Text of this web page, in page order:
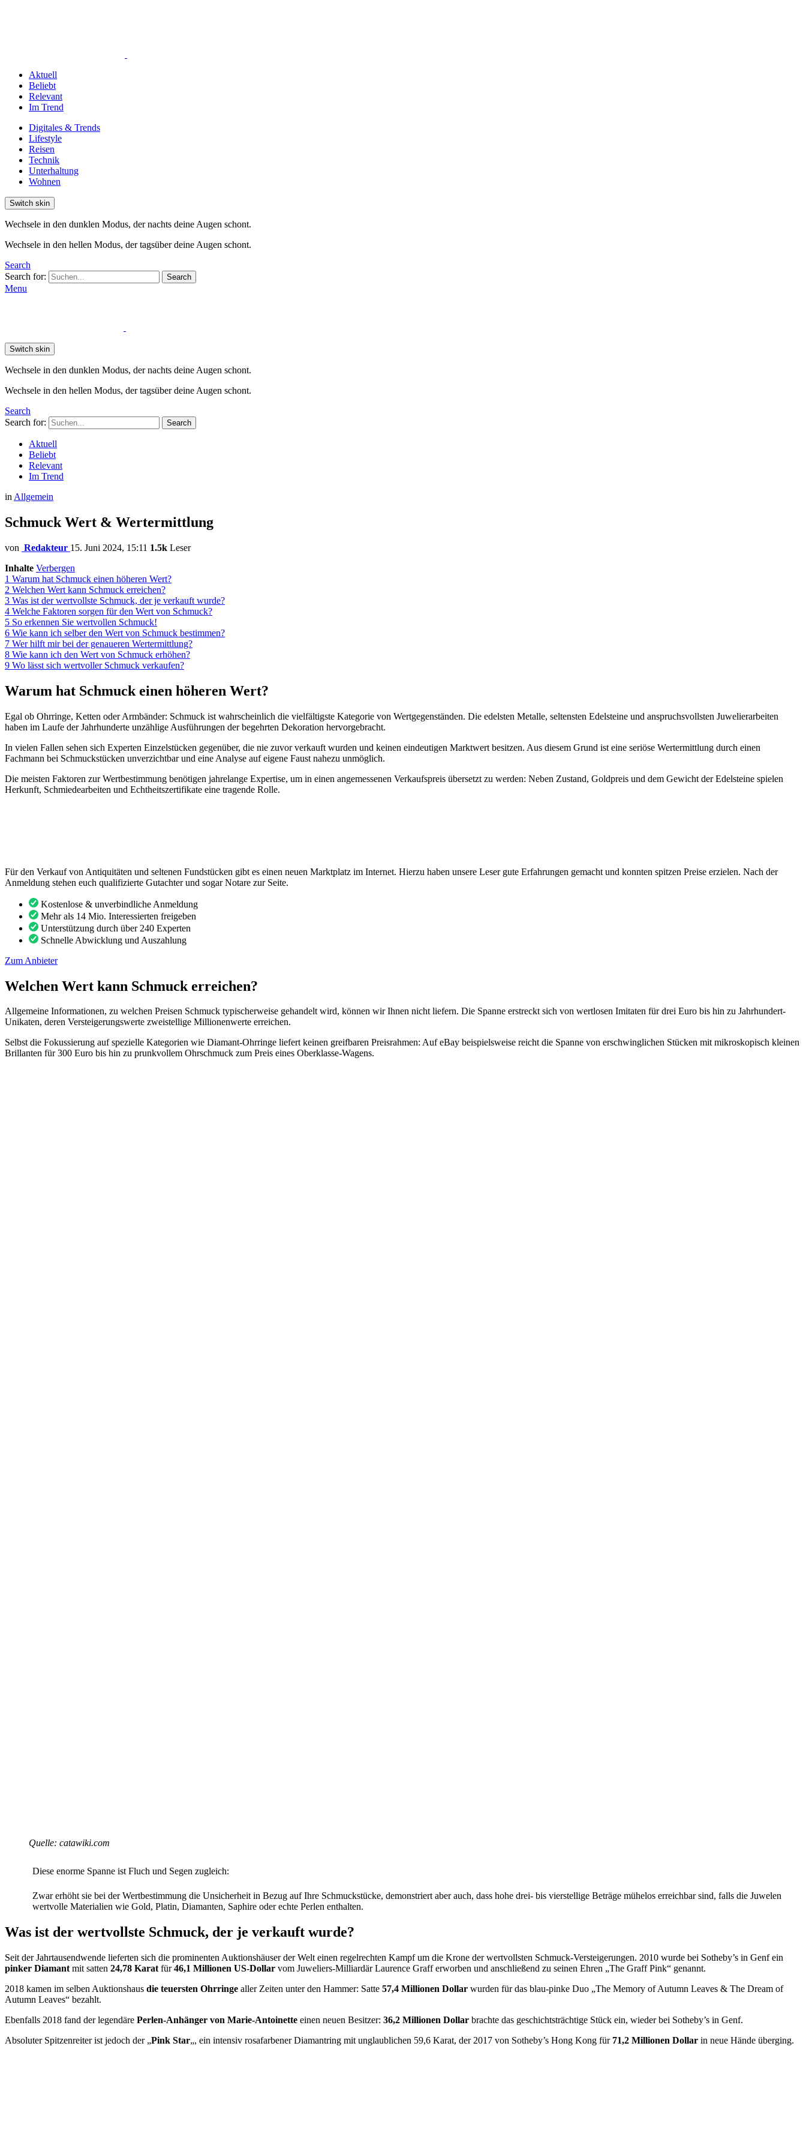
Aktuell
Beliebt
Relevant
Im Trend
Digitales & Trends
Lifestyle
Reisen
Technik
Unterhaltung
Wohnen
Switch skin
Wechsele in den dunklen Modus, der nachts deine Augen schont.
Wechsele in den hellen Modus, der tagsüber deine Augen schont.
Search
Search for:
Search
Menu
Switch skin
Wechsele in den dunklen Modus, der nachts deine Augen schont.
Wechsele in den hellen Modus, der tagsüber deine Augen schont.
Search
Search for:
Search
Aktuell
Beliebt
Relevant
Im Trend
in Allgemein
Schmuck Wert & Wertermittlung
von Redakteur 15. Juni 2024, 15:11 1.5k Leser
Inhalte Verbergen
1 Warum hat Schmuck einen höheren Wert?
2 Welchen Wert kann Schmuck erreichen?
3 Was ist der wertvollste Schmuck, der je verkauft wurde?
4 Welche Faktoren sorgen für den Wert von Schmuck?
5 So erkennen Sie wertvollen Schmuck!
6 Wie kann ich selber den Wert von Schmuck bestimmen?
7 Wer hilft mir bei der genaueren Wertermittlung?
8 Wie kann ich den Wert von Schmuck erhöhen?
9 Wo lässt sich wertvoller Schmuck verkaufen?
Warum hat Schmuck einen höheren Wert?
Egal ob Ohrringe, Ketten oder Armbänder: Schmuck ist wahrscheinlich die vielfältigste Kategorie von Wertgegenständen. Die edelsten Metalle, seltensten Edelsteine und anspruchsvollsten Juwelierarbeiten
haben im Laufe der Jahrhunderte unzählige Ausführungen der begehrten Dekoration hervorgebracht.
In vielen Fallen sehen sich Experten Einzelstücken gegenüber, die nie zuvor verkauft wurden und keinen eindeutigen Marktwert besitzen. Aus diesem Grund ist eine seriöse Wertermittlung durch einen
Fachmann bei Schmuckstücken unverzichtbar und eine Analyse auf eigene Faust nahezu unmöglich.
Die meisten Faktoren zur Wertbestimmung benötigen jahrelange Expertise, um in einen angemessenen Verkaufspreis übersetzt zu werden: Neben Zustand, Goldpreis und dem Gewicht der Edelsteine spielen
Herkunft, Schmiedearbeiten und Echtheitszertifikate eine tragende Rolle.
Für den Verkauf von Antiquitäten und seltenen Fundstücken gibt es einen neuen Marktplatz im Internet. Hierzu haben unsere Leser gute Erfahrungen gemacht und konnten spitzen Preise erzielen. Nach der
Anmeldung stehen euch qualifizierte Gutachter und sogar Notare zur Seite.
Kostenlose & unverbindliche Anmeldung
Mehr als 14 Mio. Interessierten freigeben
Unterstützung durch über 240 Experten
Schnelle Abwicklung und Auszahlung
Zum Anbieter
Welchen Wert kann Schmuck erreichen?
Allgemeine Informationen, zu welchen Preisen Schmuck typischerweise gehandelt wird, können wir Ihnen nicht liefern. Die Spanne erstreckt sich von wertlosen Imitaten für drei Euro bis hin zu Jahrhundert-
Unikaten, deren Versteigerungswerte zweistellige Millionenwerte erreichen.
Selbst die Fokussierung auf spezielle Kategorien wie Diamant-Ohrringe liefert keinen greifbaren Preisrahmen: Auf eBay beispielsweise reicht die Spanne von erschwinglichen Stücken mit mikroskopisch kleinen
Brillanten für 300 Euro bis hin zu prunkvollem Ohrschmuck zum Preis eines Oberklasse-Wagens.
Quelle: catawiki.com
Diese enorme Spanne ist Fluch und Segen zugleich:
Zwar erhöht sie bei der Wertbestimmung die Unsicherheit in Bezug auf Ihre Schmuckstücke, demonstriert aber auch, dass hohe drei- bis vierstellige Beträge mühelos erreichbar sind, falls die Juwelen
wertvolle Materialien wie Gold, Platin, Diamanten, Saphire oder echte Perlen enthalten.
Was ist der wertvollste Schmuck, der je verkauft wurde?
Seit der Jahrtausendwende lieferten sich die prominenten Auktionshäuser der Welt einen regelrechten Kampf um die Krone der wertvollsten Schmuck-Versteigerungen. 2010 wurde bei Sotheby’s in Genf ein
pinker Diamant mit satten 24,78 Karat für46,1 Millionen US-Dollar vom Juweliers-Milliardär Laurence Graff erworben und anschließend zu seinen Ehren „The Graff Pink“ genannt.
2018 kamen im selben Auktionshaus die teuersten Ohrringe aller Zeiten unter den Hammer: Satte 57,4 Millionen Dollar wurden für das blau-pinke Duo „The Memory of Autumn Leaves & The Dream of
Autumn Leaves“ bezahlt.
Ebenfalls 2018 fand der legendäre Perlen-Anhänger von Marie-Antoinette einen neuen Besitzer: 36,2 Millionen Dollar brachte das geschichtsträchtige Stück ein, wieder bei Sotheby’s in Genf.
Absoluter Spitzenreiter ist jedoch der „Pink Star„, ein intensiv rosafarbener Diamantring mit unglaublichen 59,6 Karat, der 2017 von Sotheby’s Hong Kong für 71,2 Millionen Dollar in neue Hände überging.